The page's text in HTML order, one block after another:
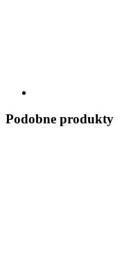
Podobne produkty